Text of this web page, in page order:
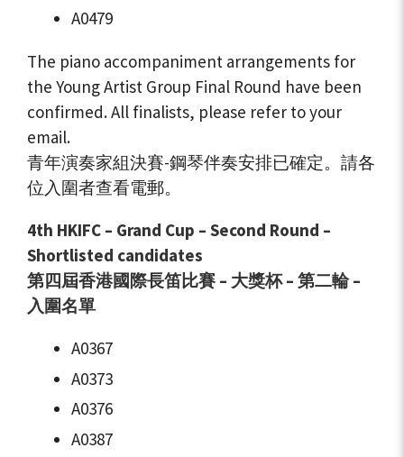
A0479
The piano accompaniment arrangements for
the Young Artist Group Final Round have been
confirmed. All finalists, please refer to your
email.
青年演奏家組決賽-鋼琴伴奏安排已確定。請各
位入圍者查看電郵。
4th HKIFC – Grand Cup – Second Round –
Shortlisted candidates
第四屆香港國際長笛比賽 – 大獎杯 – 第二輪 –
入圍名單
A0367
A0373
A0376
A0387